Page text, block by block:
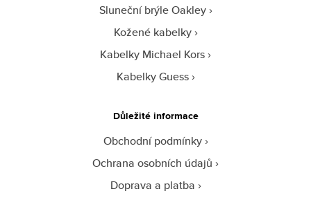
Sluneční brýle Oakley
Kožené kabelky
Kabelky Michael Kors
Kabelky Guess
Důležité informace
Obchodní podmínky
Ochrana osobních údajů
Doprava a platba